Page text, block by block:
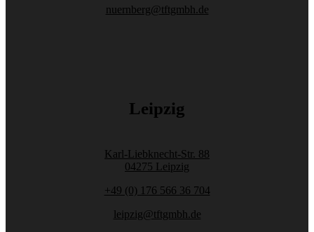
nuernberg@tftgmbh.de
Leipzig
Karl-Liebknecht-Str. 88
04275 Leipzig
+49 (0) 176 566 36 704
leipzig@tftgmbh.de